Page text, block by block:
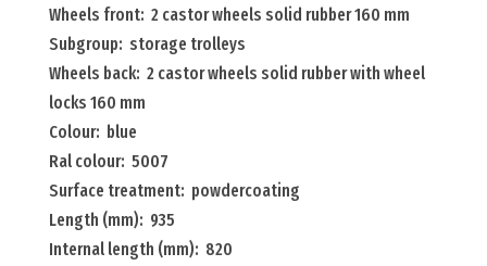
euro
boxes
600x400
mm
Menge
Wheels front: 2 castor wheels solid rubber 160 mm
Subgroup: storage trolleys
Wheels back: 2 castor wheels solid rubber with wheel
locks 160 mm
Colour: blue
Ral colour: 5007
Surface treatment: powdercoating
Length (mm): 935
Internal length (mm): 820